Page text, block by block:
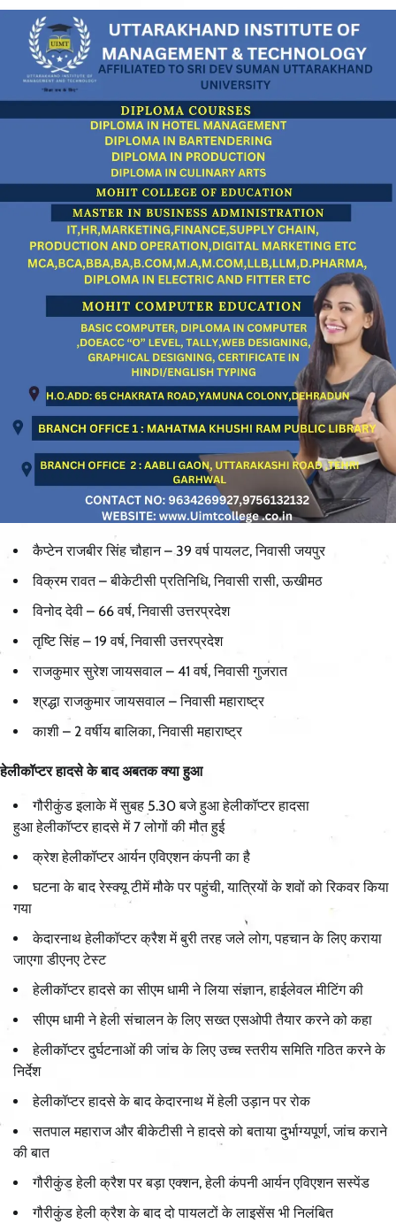
कैप्टेन राजबीर सिंह चौहान – 39 वर्ष पायलट, निवासी जयपुर
विक्रम रावत – बीकेटीसी प्रतिनिधि, निवासी रासी, ऊखीमठ
विनोद देवी – 66 वर्ष, निवासी उत्तरप्रदेश
तृष्टि सिंह – 19 वर्ष, निवासी उत्तरप्रदेश
राजकुमार सुरेश जायसवाल – 41 वर्ष, निवासी गुजरात
श्रद्धा राजकुमार जायसवाल – निवासी महाराष्ट्र
काशी – 2 वर्षीय बालिका, निवासी महाराष्ट्र
हेलीकॉप्टर हादसे के बाद अबतक क्या हुआ
गौरीकुंड इलाके में सुबह 5.30 बजे हुआ हेलीकॉप्टर हादसा
हुआ हेलीकॉप्टर हादसे में 7 लोगों की मौत हुई
क्रेश हेलीकॉप्टर आर्यन एविएशन कंपनी का है
घटना के बाद रेस्क्यू टीमें मौके पर पहुंची, यात्रियों के शवों को रिकवर किया
गया
केदारनाथ हेलीकॉप्टर क्रैश में बुरी तरह जले लोग, पहचान के लिए कराया
जाएगा डीएनए टेस्ट
हेलीकॉप्टर हादसे का सीएम धामी ने लिया संज्ञान, हाईलेवल मीटिंग की
सीएम धामी ने हेली संचालन के लिए सख्त एसओपी तैयार करने को कहा
हेलीकॉप्टर दुर्घटनाओं की जांच के लिए उच्च स्तरीय समिति गठित करने के
निर्देश
हेलीकॉप्टर हादसे के बाद केदारनाथ में हेली उड़ान पर रोक
सतपाल महाराज और बीकेटीसी ने हादसे को बताया दुर्भाग्यपूर्ण, जांच कराने
की बात
गौरीकुंड हेली क्रैश पर बड़ा एक्शन, हेली कंपनी आर्यन एविएशन सस्पेंड
गौरीकुंड हेली क्रैश के बाद दो पायलटों के लाइसेंस भी निलंबित